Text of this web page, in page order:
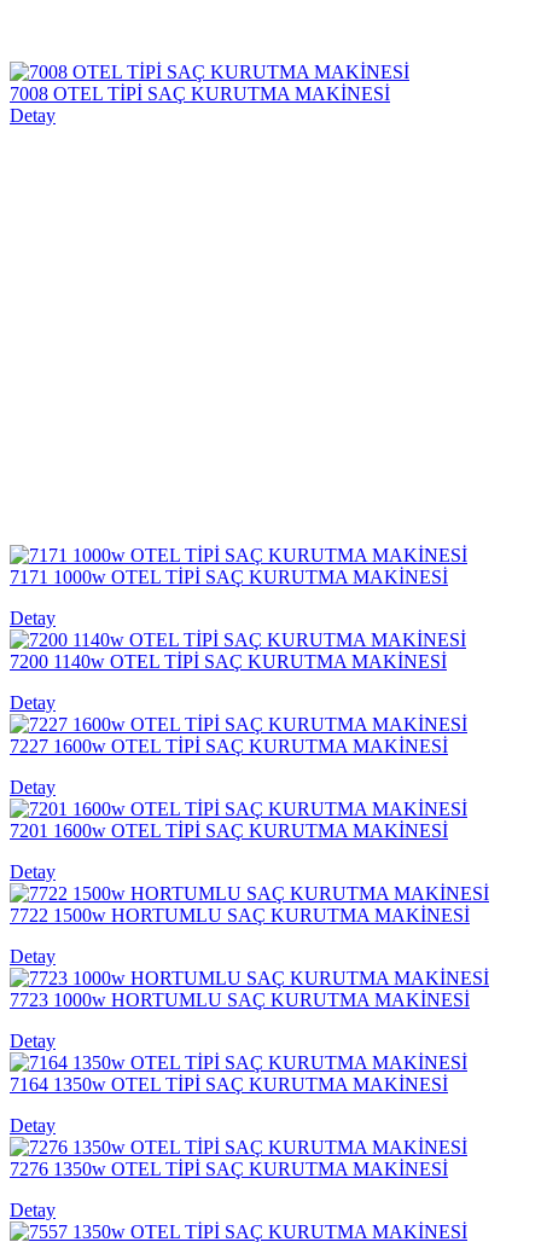
7008 OTEL TİPİ SAÇ KURUTMA MAKİNESİ
Detay
7171 1000w OTEL TİPİ SAÇ KURUTMA MAKİNESİ
Detay
7200 1140w OTEL TİPİ SAÇ KURUTMA MAKİNESİ
Detay
7227 1600w OTEL TİPİ SAÇ KURUTMA MAKİNESİ
Detay
7201 1600w OTEL TİPİ SAÇ KURUTMA MAKİNESİ
Detay
7722 1500w HORTUMLU SAÇ KURUTMA MAKİNESİ
Detay
7723 1000w HORTUMLU SAÇ KURUTMA MAKİNESİ
Detay
7164 1350w OTEL TİPİ SAÇ KURUTMA MAKİNESİ
Detay
7276 1350w OTEL TİPİ SAÇ KURUTMA MAKİNESİ
Detay